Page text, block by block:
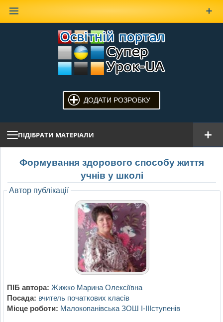
ДОДАТИ РОЗРОБКУ
ПІДІБРАТИ МАТЕРІАЛИ
Формування здорового способу життя
учнів у школі
Автор публікації
ПІБ автора: Жижко Марина Олексіївна
Посада: вчитель початкових класів
Місце роботи: Малокопанівська ЗОШ І-ІІІступенів